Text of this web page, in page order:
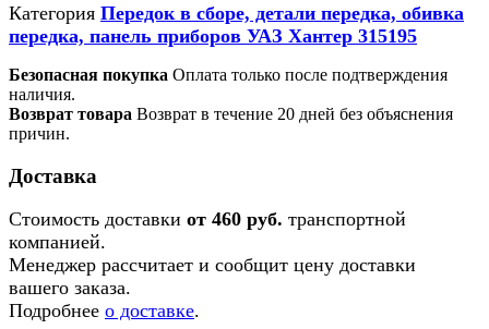
Категория Передок в сборе, детали передка, обивка
передка, панель приборов УАЗ Хантер 315195
Безопасная покупка Оплата только после подтверждения
наличия.
Возврат товара Возврат в течение 20 дней без объяснения
причин.
Доставка
Стоимость доставки от 460 руб. транспортной
компанией.
Менеджер рассчитает и сообщит цену доставки
вашего заказа.
Подробнее о доставке.